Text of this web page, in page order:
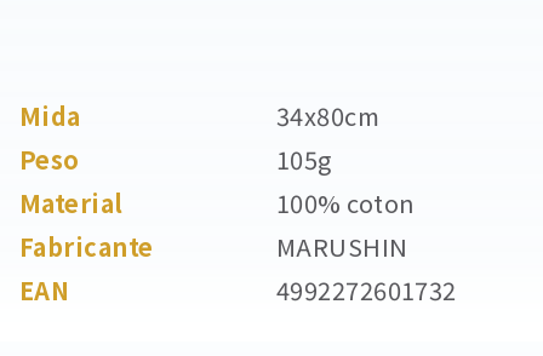
Mida
34x80cm
Peso
105g
Material
100% coton
Fabricante
MARUSHIN
EAN
4992272601732